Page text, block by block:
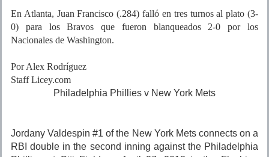
En Atlanta, Juan Francisco (.284) falló en tres turnos al plato (3-
0) para los Bravos que fueron blanqueados 2-0 por los
Nacionales de Washington.
Por Alex Rodríguez
Staff Licey.com
Philadelphia Phillies v New York Mets
Jordany Valdespin #1 of the New York Mets connects on a
RBI double in the second inning against the Philadelphia